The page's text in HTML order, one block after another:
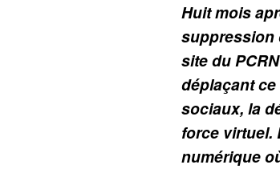
Huit mois
suppression
site du
déplaçant
sociaux, la
force virtuel.
numérique